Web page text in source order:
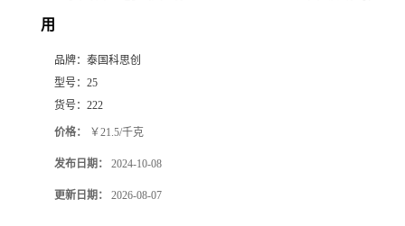
用
品牌： 泰国科思创
型号： 25
货号： 222
价格： ￥21.5/千克
发布日期： 2024-10-08
更新日期： 2026-08-07